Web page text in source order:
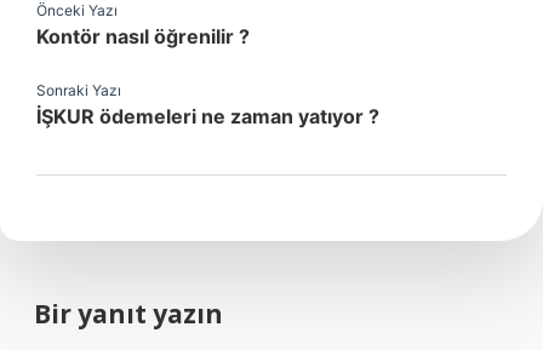
Önceki Yazı
Kontör nasıl öğrenilir ?
Sonraki Yazı
İŞKUR ödemeleri ne zaman yatıyor ?
Bir yanıt yazın